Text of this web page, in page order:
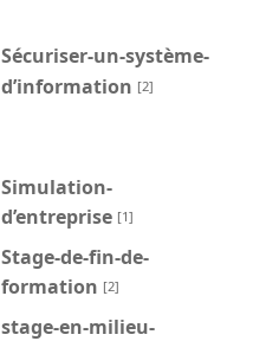
Sécuriser-un-système-
d’information [2]
Simulation-
d’entreprise [1]
Stage-de-fin-de-
formation [2]
stage-en-milieu-